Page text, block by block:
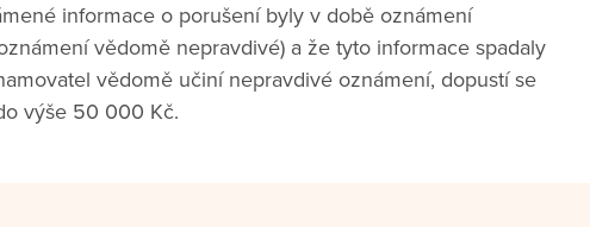
informace o porušení byly v době oznámení
vědomě nepravdivé) a že tyto informace spadaly
vědomě učiní nepravdivé oznámení, dopustí se
výše 50 000 Kč.